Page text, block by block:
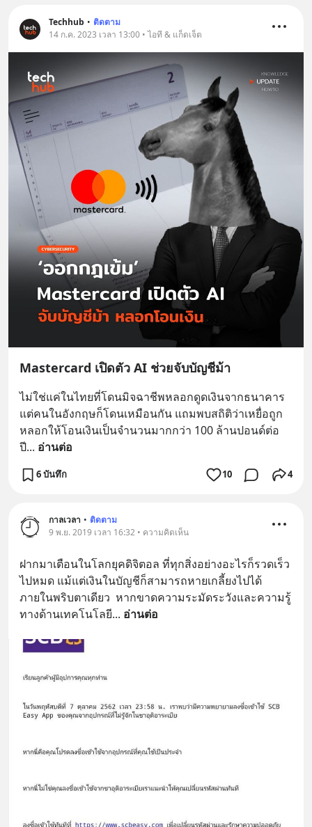
Techhub • ติดตาม
14 ก.ค. 2023 เวลา 13:00 • ไอที & แก็ดเจ็ต
Mastercard เปิดตัว AI ช่วยจับบัญชีม้า
ไม่ใช่แค่ในไทยที่โดนมิจฉาชีพหลอกดูดเงินจากธนาคาร
แต่คนในอังกฤษก็โดนเหมือนกัน แถมพบสถิติว่าเหยื่อถูก
หลอกให้โอนเงินเป็นจำนวนมากกว่า 100 ล้านปอนด์ต่อ
ปี... อ่านต่อ
6 บันทึก 10 4
กาลเวลา • ติดตาม
9 พ.ย. 2019 เวลา 16:32 • ความคิดเห็น
ฝากมาเตือนในโลกยุคดิจิตอล ที่ทุกสิ่งอย่างอะไรก็รวดเร็ว
ไปหมด แม้แต่เงินในบัญชีก็สามารถหายเกลี้ยงไปได้
ภายในพริบตาเดียว  หากขาดความระมัดระวังและความรู้
ทางด้านเทคโนโลยี... อ่านต่อ